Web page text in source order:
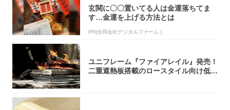
玄関に〇〇置いてる人は金運落ちてま
す…金運を上げる方法とは
PR(合同会社デジタルファーム )
ユニフレーム『ファイアレイル』発売！
二重遮熱板搭載のロースタイル向け低型